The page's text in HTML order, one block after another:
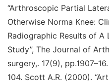
“Arthroscopic Partial
Otherwise Norma Knee:
Radiographic Results of A
Study”, The Journal of
surgery,. 17(9), pp.1907–16.
104. Scott A.R. (2000).